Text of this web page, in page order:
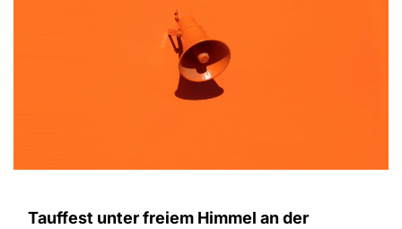
Tauffest unter freiem Himmel an der